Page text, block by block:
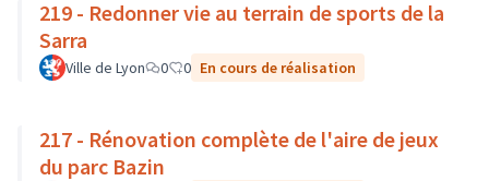
219 - Redonner vie au terrain de sports de la
Sarra
Ville de Lyon 0 0 En cours de réalisation
217 - Rénovation complète de l'aire de jeux
du parc Bazin